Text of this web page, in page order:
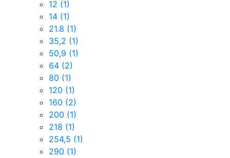
12 (1)
14 (1)
21.8 (1)
35,2 (1)
50,9 (1)
64 (2)
80 (1)
120 (1)
160 (2)
200 (1)
218 (1)
254,5 (1)
290 (1)